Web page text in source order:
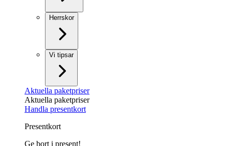
Herrskor
Vi tipsar
Aktuella paketpriser
Aktuella paketpriser
Handla presentkort
Presentkort
Ge bort i present!